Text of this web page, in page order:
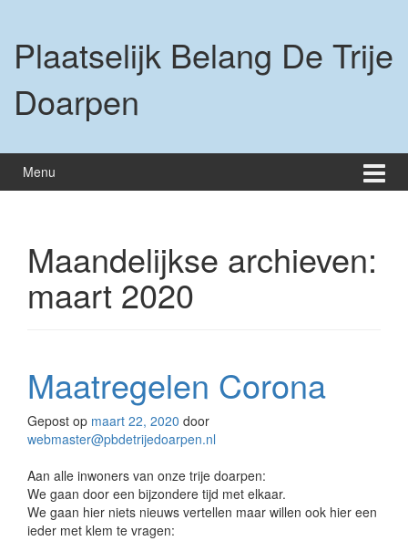
inhoud
hoofdmenu
Plaatselijk Belang De Trije
Doarpen
Menu
Maandelijkse archieven:
maart 2020
Maatregelen Corona
Gepost op maart 22, 2020 door
webmaster@pbdetrijedoarpen.nl
Aan alle inwoners van onze trije doarpen:
We gaan door een bijzondere tijd met elkaar.
We gaan hier niets nieuws vertellen maar willen ook hier een
ieder met klem te vragen: